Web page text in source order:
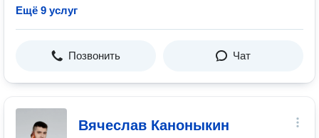
Ещё 9 услуг
Позвонить Чат
Вячеслав Каноныкин